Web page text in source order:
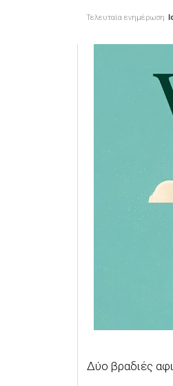
Τελευταία ενημέρωση
Δύο βραδιές